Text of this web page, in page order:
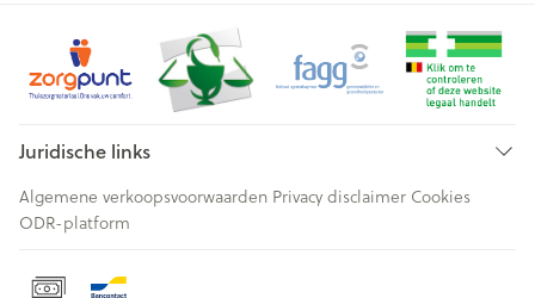
Juridische links
Algemene verkoopsvoorwaarden Privacy disclaimer Cookies
ODR-platform